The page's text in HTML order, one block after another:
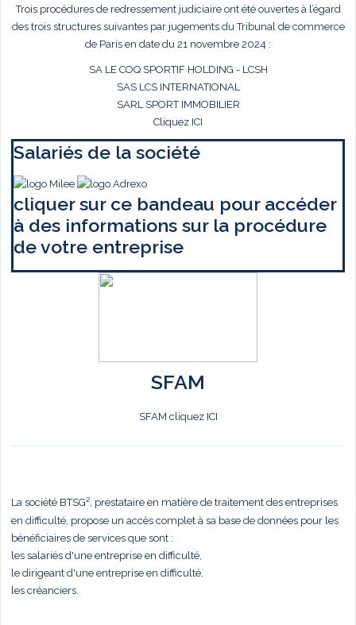
Trois procédures de redressement judiciaire ont été ouvertes à l’égard
des trois structures suivantes par jugements du Tribunal de commerce
de Paris en date du 21 novembre 2024 :
SA LE COQ SPORTIF HOLDING - LCSH
SAS LCS INTERNATIONAL
SARL SPORT IMMOBILIER
Cliquez ICI
Salariés de la société
cliquer sur ce bandeau pour accéder
à des informations sur la procédure
de votre entreprise
SFAM
SFAM cliquez ICI
La société BTSG², prestataire en matière de traitement des entreprises
en difficulté, propose un accès complet à sa base de données pour les
bénéficiaires de services que sont :
les salariés d'une entreprise en difficulté,
le dirigeant d'une entreprise en difficulté,
les créanciers.